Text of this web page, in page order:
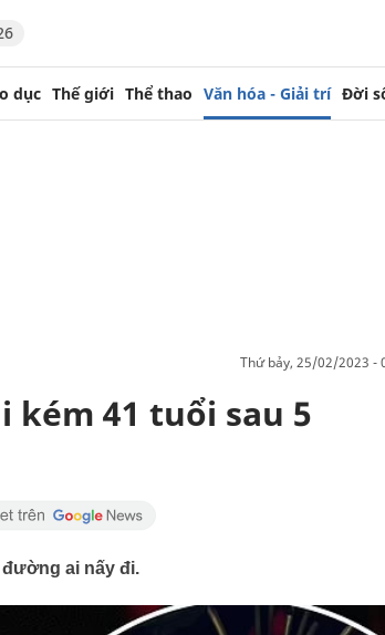
dục Thế giới Thể thao Văn hóa - Giải trí Đời
thứ bảy, 25/02/2023 -
kém 41 tuổi sau 5
đường ai nấy đi.